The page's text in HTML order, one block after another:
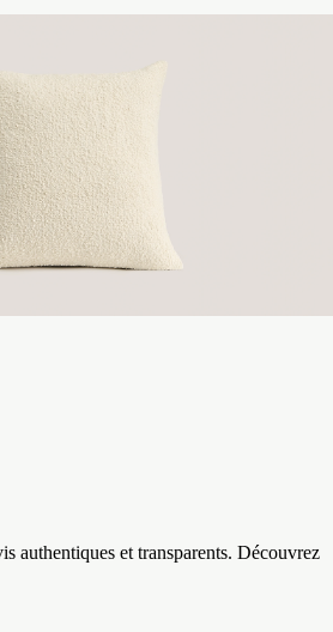
authentiques et transparents. Découvrez